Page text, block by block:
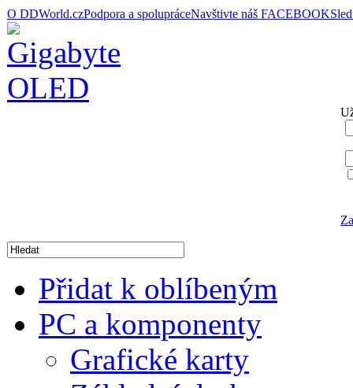
O DDWorld.czPodpora a spolupráceNavštivte náš FACEBOOK
Přidat k oblíbeným
PC a komponenty
Grafické karty